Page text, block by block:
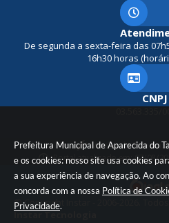
Prefeitura Municipal de Aparecida do
e os cookies: nosso site usa cookies
a sua experiência de navegação. Ao
concorda com a nossa Política de
Privacidade.
De segunda a sexta-feira das
16h30 horas
CNPJ
Versão do Sistema:
Portal atualizado em:07/08/
© Copyright Instar - 2006-2026.
Instar Tecnologia